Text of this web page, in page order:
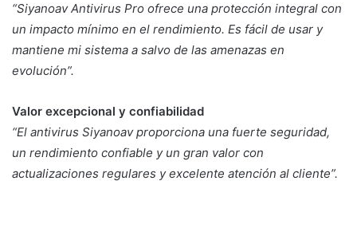
“Siyanoav Antivirus Pro ofrece una protección integral con
un impacto mínimo en el rendimiento. Es fácil de usar y
mantiene mi sistema a salvo de las amenazas en
evolución”.
Valor excepcional y confiabilidad
“El antivirus Siyanoav proporciona una fuerte seguridad,
un rendimiento confiable y un gran valor con
actualizaciones regulares y excelente atención al cliente”.